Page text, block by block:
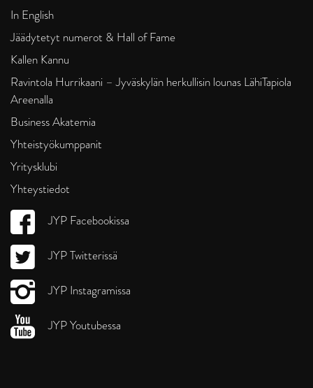
In English
Jäädytetyt numerot & Hall of Fame
Kallen Kannu
Ravintola Hurrikaani – Jyväskylän herkullisin lounas LähiTapiola
Areenalla
Business Akatemia
Yhteistyökumppanit
Yritysklubi
Yhteystiedot
JYP Facebookissa
JYP Twitterissä
JYP Instagramissa
JYP Youtubessa